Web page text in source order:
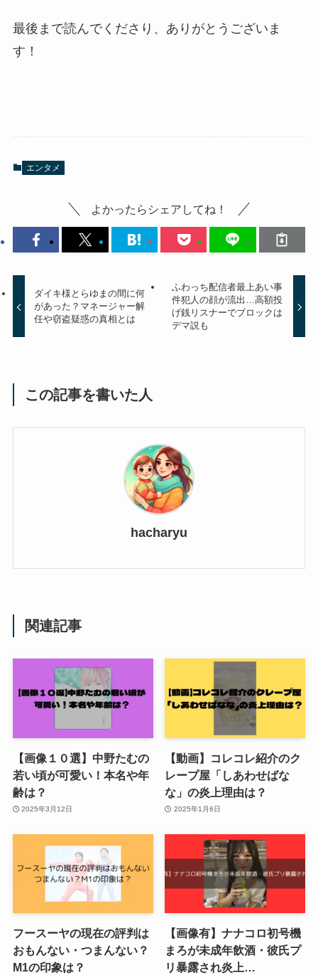
最後まで読んでくださり、ありがとうございま
す！
エンタメ
よかったらシェアしてね！
ダイキ様とらゆまの間に何
があった？マネージャー解
任や窃盗疑惑の真相とは
ふわっち配信者最上あい事
件犯人の顔が流出…高額投
げ銭リスナーでブロックは
デマ説も
この記事を書いた人
hacharyu
関連記事
【画像１０選】中野たむの
若い頃が可愛い！本名や年
齢は？
2025年3月12日
【動画】コレコレ紹介のク
レープ屋「しあわせばな
な」の炎上理由は？
2025年1月6日
フースーヤの現在の評判は
おもんない・つまんない？
M1の印象は？
【画像有】ナナコロ初号機
まろが未成年飲酒・彼氏プ
リ暴露され炎上…